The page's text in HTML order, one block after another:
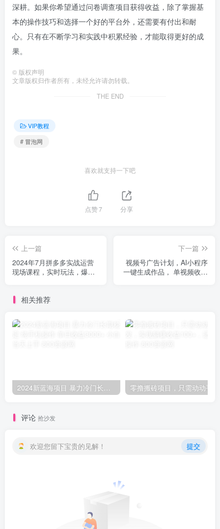
深耕。如果你希望通过问卷调查项目获得收益，除了掌握基
本的操作技巧和选择一个好的平台外，还需要有付出和耐
心。只有在不断学习和实践中积累经验，才能取得更好的成
果。
© 版权声明
文章版权归作者所有，未经允许请勿转载。
THE END
VIP教程
# 冒泡网
喜欢就支持一下吧
点赞7 分享
上一篇
2024年7月拼多多实战运营
现场课程，实时玩法，爆款
下一篇
视频号广告计划，AI小程序
一键生成作品， 单视频收益
相关推荐
2024新蓝海项目 暴力冷门长期稳定 纯手机操作 单日收益3000+ 小白当天上手
评论 抢沙发
欢迎您留下宝贵的见解！ 提交